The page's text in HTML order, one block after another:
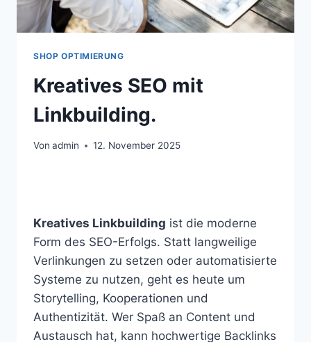
SHOP OPTIMIERUNG
Kreatives SEO mit
Linkbuilding.
Von admin 12. November 2025
Kreatives Linkbuilding ist die moderne
Form des SEO-Erfolgs. Statt langweilige
Verlinkungen zu setzen oder automatisierte
Systeme zu nutzen, geht es heute um
Storytelling, Kooperationen und
Authentizität. Wer Spaß an Content und
Austausch hat, kann hochwertige Backlinks